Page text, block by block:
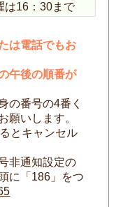
は16：30まで
は電話でもお
午後の順番が
の番号の4番く
願いします。
とキャンセル
非通知設定の
に「186」をつ